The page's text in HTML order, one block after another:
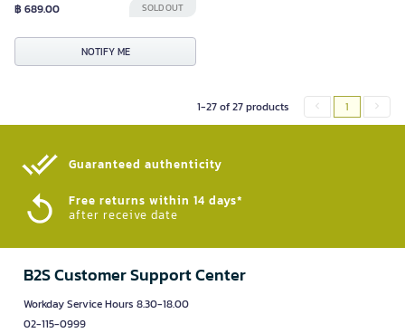
฿ 689.00 SOLD OUT
NOTIFY ME
1-27 of 27 products 1
Guaranteed authenticity​
Free returns within 14 days*
after receive date
B2S Customer Support Center
Workday Service Hours 8.30-18.00
02-115-0999